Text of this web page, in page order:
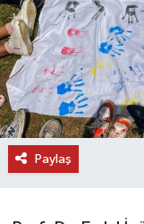
Paylaş
EĞİTİM
TURİZM
RÖPORTAJ
VİDEO